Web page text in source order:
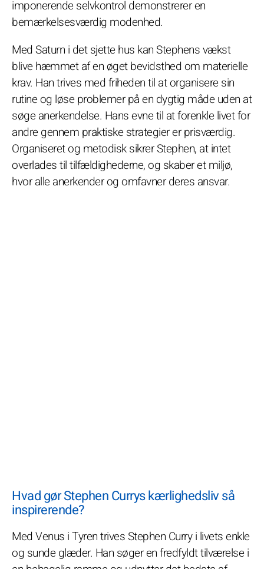
imponerende selvkontrol demonstrerer en
bemærkelsesværdig modenhed.
Med Saturn i det sjette hus kan Stephens vækst
blive hæmmet af en øget bevidsthed om materielle
krav. Han trives med friheden til at organisere sin
rutine og løse problemer på en dygtig måde uden at
søge anerkendelse. Hans evne til at forenkle livet for
andre gennem praktiske strategier er prisværdig.
Organiseret og metodisk sikrer Stephen, at intet
overlades til tilfældighederne, og skaber et miljø,
hvor alle anerkender og omfavner deres ansvar.
Hvad gør Stephen Currys kærlighedsliv så
inspirerende?
Med Venus i Tyren trives Stephen Curry i livets enkle
og sunde glæder. Han søger en fredfyldt tilværelse i